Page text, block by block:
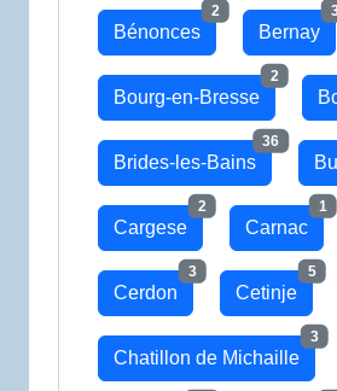
Bénonces
2
Bernay
Bourg-en-Bresse
2
Brides-les-Bains
36
Cargese
2
Carnac
1
Cerdon
3
Cetinje
5
Chatillon de Michaille
3